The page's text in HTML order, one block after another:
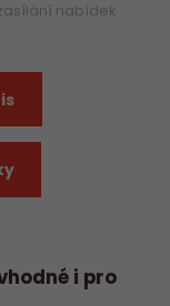
nabídek
i pro